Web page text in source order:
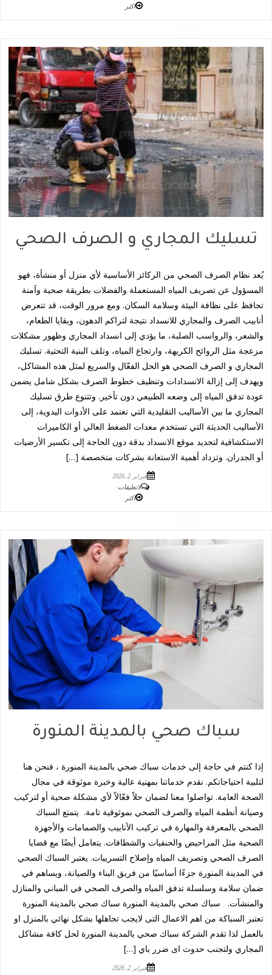
اكثر
تسليك المجاري و الصرف الصحي
يُعد نظام الصرف الصحي من الركائز الأساسية لأي منزل أو منشأة، فهو
المسؤول عن تصريف المياه المستعملة والفضلات بطريقة صحية وآمنة
تحافظ على نظافة البيئة وسلامة السكان. ومع مرور الوقت، قد تتعرض
أنابيب الصرف والمجاري للانسداد نتيجة لتراكم الدهون، وبقايا الطعام،
والشعر، والرواسب الصلبة، ما يؤدي إلى انسداد المجاري وظهور مشكلات
مزعجة مثل الروائح الكريهة، وارتجاع المياه، وتلف البنية التحتية. تسليك
المجاري و الصرف الصحي هو الحل الفعّال والسريع لمثل هذه المشاكل،
ويهدف إلى إزالة الانسدادات وتنظيف خطوط الصرف بشكل شامل يضمن
عودة تدفق المياه إلى وضعه الطبيعي دون تأخير. وتتنوع طرق تسليك
المجاري ما بين الأساليب التقليدية التي تعتمد على الأدوات اليدوية، إلى
الأساليب الحديثة التي تستخدم معدات الضغط العالي أو الكاميرات
الاستكشافية لتحديد موقع الانسداد بدقة دون الحاجة إلى تكسير الأرضيات
أو الجدران. وتزداد أهمية الاستعانة بشركات متخصصة […]
فبراير 2, 2026
لاتعليقات
اكثر
سباك صحي بالمدينة المنورة
إذا كنتم في حاجة إلى خدمات سباك صحي بالمدينة المنورة ، فنحن هنا
لتلبية احتياجاتكم. نقدم خدماتنا بمهنية عالية وخبرة موثوقة في مجال
الصحة العامة. تواصلوا معنا لضمان حلاً فعّالاً لأي مشكلة صحية أو لتركيب
وصيانة أنظمة المياه والصرف الصحي بموثوقية تامة. يتمتع السباك
الصحي بالمعرفة والمهارة في تركيب الأنابيب والصمامات والأجهزة
الصحية مثل المراحيض والحنفيات والشطافات. يتعامل أيضًا مع قضايا
الصرف الصحي وتصريف المياه وإصلاح التسريبات. يعتبر السباك الصحي
في المدينة المنورة جزءًا أساسيًا من فريق البناء والصيانة، ويساهم في
ضمان سلامة وسلسلة تدفق المياه والصرف الصحي في المباني والمنازل
والمنشآت. سباك صحي بالمدينة المنورة سباك صحي بالمدينة المنورة
تعتبر السباكة من اهم الاعمال التى لايجب تجاهلها بشكل نهائي بالمنزل او
بالعمل لذا تقدم الشركة سباك صحي بالمدينة المنورة لحل كافة مشاكل
المجاري ولتجنب حدوث اى ضرر باي […]
فبراير 2, 2026